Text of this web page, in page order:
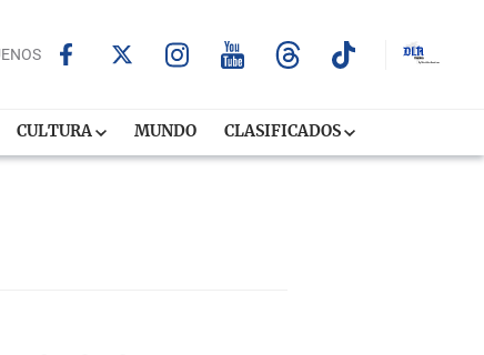
CULTURA MUNDO CLASIFICADOS